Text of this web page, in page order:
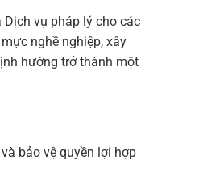
vụ pháp lý cho các
nghề nghiệp, xây
hướng trở thành một
bảo vệ quyền lợi hợp